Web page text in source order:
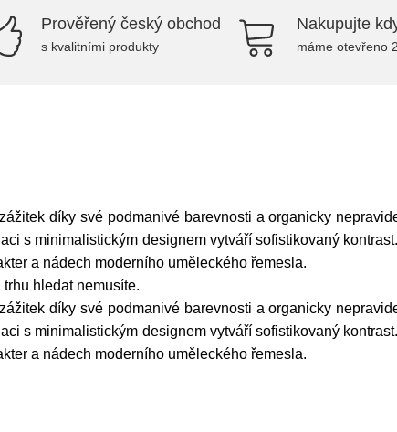
Prověřený český obchod
s kvalitními produkty
Nakupujte
máme otevřeno
díky své podmanivé barevnosti a organicky
s minimalistickým designem vytváří sofistikovaný
a nádech moderního uměleckého řemesla.
hledat nemusíte.
díky své podmanivé barevnosti a organicky
s minimalistickým designem vytváří sofistikovaný
a nádech moderního uměleckého řemesla.